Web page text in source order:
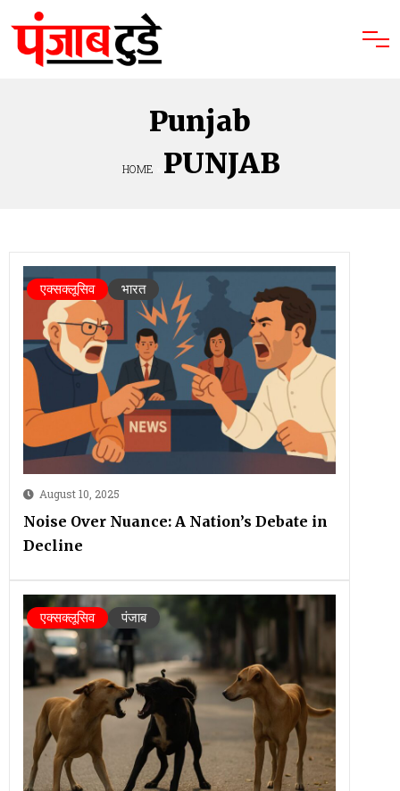
Punjab
HOME PUNJAB
August 10, 2025
Noise Over Nuance: A Nation’s Debate in
Decline
एक्सक्लूसिव भारत
एक्सक्लूसिव पंजाब